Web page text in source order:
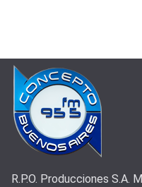
R.P.O. Producciones S.A.